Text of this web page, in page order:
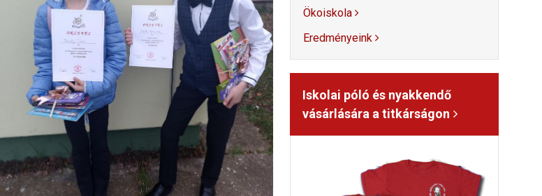
Ökoiskola
Eredményeink
Iskolai póló és nyakkendő
vásárlására a titkárságon